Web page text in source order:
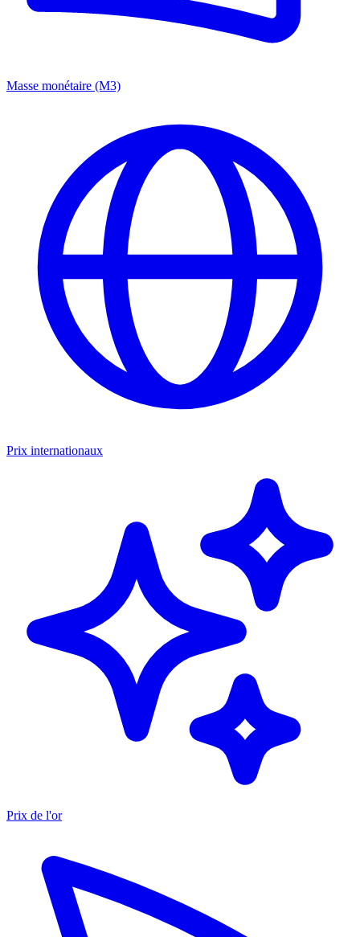
Masse monétaire (M3)
Prix internationaux
Prix de l'or